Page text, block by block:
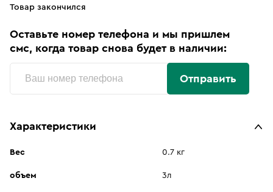
Товар закончился
Оставьте номер телефона и мы пришлем
смс, когда товар снова будет в наличии:
Отправить
Характеристики
Вес 0.7 кг
объем 3л